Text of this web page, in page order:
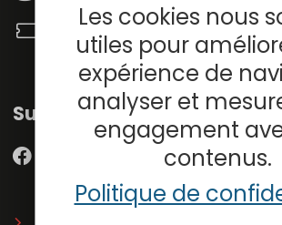
Les cookies nous
utiles pour
expérience de
analyser et
engagement
contenus.
Politique de
Billetterie en ligne
Suivez-nous